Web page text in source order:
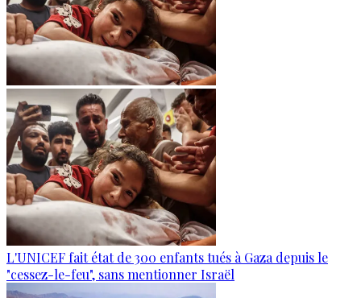
L'UNICEF fait état de 300 enfants tués à Gaza depuis le
"cessez-le-feu", sans mentionner Israël